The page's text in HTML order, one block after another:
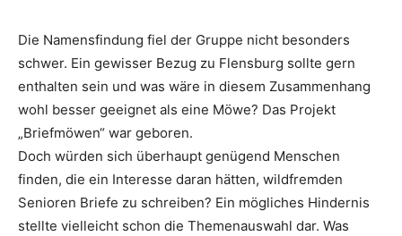
Die Namensfindung fiel der Gruppe nicht besonders
schwer. Ein gewisser Bezug zu Flensburg sollte gern
enthalten sein und was wäre in diesem Zusammenhang
wohl besser geeignet als eine Möwe? Das Projekt
„Briefmöwen“ war geboren.
Doch würden sich überhaupt genügend Menschen
finden, die ein Interesse daran hätten, wildfremden
Senioren Briefe zu schreiben? Ein mögliches Hindernis
stellte vielleicht schon die Themenauswahl dar. Was